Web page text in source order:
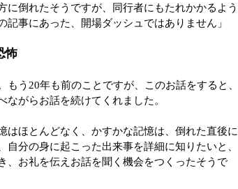
倒れたそうですが、同行者にもたれかかるよう
事にあった、開場ダッシュではありません」
怖
もう20年も前のことですが、このお話をすると、
がらお話を続けてくれました。
ほとんどなく、かすかな記憶は、倒れた直後に
分の身に起こった出来事を詳細に知りたいと、
、お礼を伝えお話を聞く機会をつくったそうで